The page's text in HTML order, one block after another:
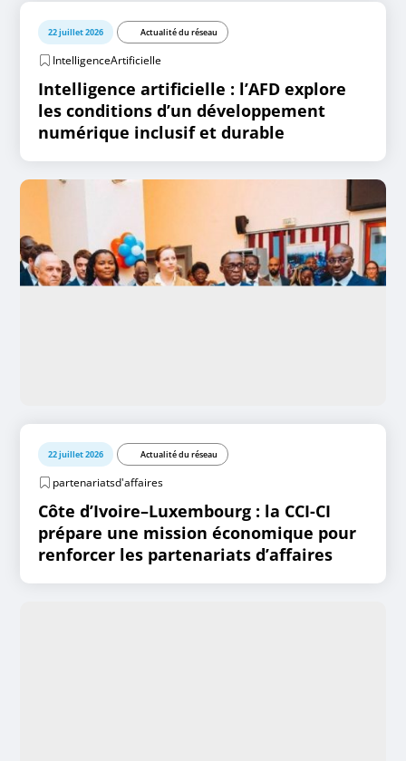
22 juillet 2026 Actualité du réseau
IntelligenceArtificielle
Intelligence artificielle : l’AFD explore
les conditions d’un développement
numérique inclusif et durable
22 juillet 2026 Actualité du réseau
partenariatsd'affaires
Côte d’Ivoire–Luxembourg : la CCI-CI
prépare une mission économique pour
renforcer les partenariats d’affaires